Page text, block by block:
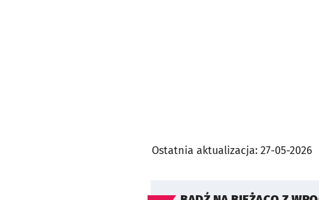
Ostatnia aktualizacja: 27-05-2026